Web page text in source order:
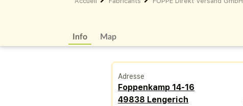
Info Map
Adresse
Foppenkamp 14-16
49838 Lengerich